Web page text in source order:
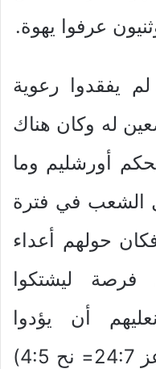
عرفوا يهوة.
يفقدوا رعوية
له وكان هناك
أورشليم وما
الشعب في فترة
حولهم أعداء
فرصة ليشتكوا
أن يؤدوا
الجزية والخراج للملك (عز 24:7= نح 4:5)